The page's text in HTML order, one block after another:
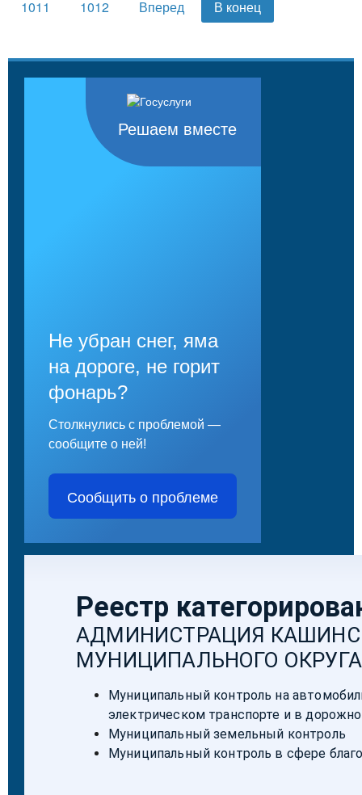
1011
1012 Вперед В конец
Решаем вместе
Не убран снег, яма
на дороге, не горит
фонарь?
Столкнулись с проблемой —
сообщите о ней!
Сообщить о проблеме